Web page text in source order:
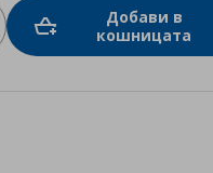
Добави в
кошницата